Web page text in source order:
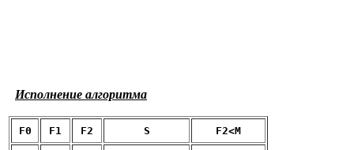
Исполнение алгоритма
F0 F1 F2 S F2<M